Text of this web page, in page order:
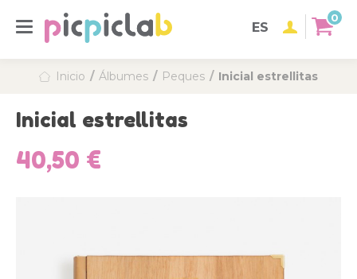
ES
0
Inicio Álbumes Peques Inicial estrellitas
Inicial estrellitas
40,50 €